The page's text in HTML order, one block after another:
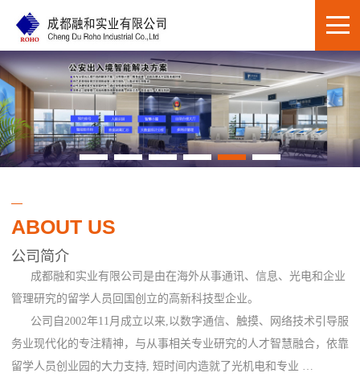
ABOUT US
公司简介
成都融和实业有限公司是由在海外从事通讯、信息、光电和企业
管理研究的留学人员回国创立的高新科技型企业。
公司自2002年11月成立以来,以数字通信、触摸、网络技术引导服
务业现代化的专注精神，与从事相关专业研究的人才智慧融合，依靠
留学人员创业园的大力支持, 短时间内造就了光机电和专业 …